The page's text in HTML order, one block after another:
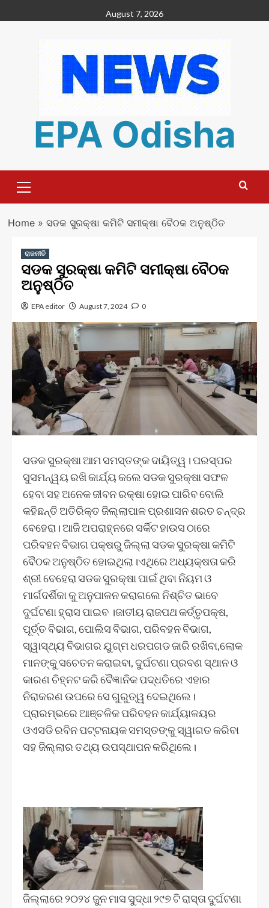
to
August 7, 2026
EPA Odisha
Menu
Home» ସଡକ ସୁରକ୍ଷା କମିଟି ସମୀକ୍ଷା ବୈଠକ ଅନୁଷ୍ଠିତ
ରାଜନୀତି
ସଡକ ସୁରକ୍ଷା କମିଟି ସମୀକ୍ଷା ବୈଠକ
ଅନୁଷ୍ଠିତ
EPA editor August 7, 2024 0
ସଡକ ସୁରକ୍ଷା ଆମ ସମସ୍ତଙ୍କ ଦାୟିତ୍ୱ। ପରସ୍ପର
ସୁସମନ୍ୱୟ ରଖି କାର୍ଯ୍ୟ କଲେ ସଡକ ସୁରକ୍ଷା ସଫଳ
ହେବା ସହ ଅନେକ ଜୀବନ ରକ୍ଷା ହୋଇ ପାରିବ ବୋଲି
କହିଛନ୍ତି ଅତିରିକ୍ତ ଜିଲ୍ଲାପାଳ ପ୍ରଶାସନ ଶରତ ଚନ୍ଦ୍ର
ବେହେରା। ଆଜି ଅପରାହ୍ନରେ ସର୍କିଟ ହାଉସ ଠାରେ
ପରିବହନ ବିଭାଗ ପକ୍ଷରୁ ଜିଲ୍ଲା ସଡକ ସୁରକ୍ଷା କମିଟି
ବୈଠକ ଅନୁଷ୍ଠିତ ହୋଇଥିଲା।ଏଥିରେ ଅଧ୍ୟକ୍ଷତା କରି
ଶ୍ରୀ ବେହେରା ସଡକ ସୁରକ୍ଷା ପାଇଁ ଥିବା ନିୟମ ଓ
ମାର୍ଗଦର୍ଶିକା କୁ ଅନୁପାଳନ କରାଗଲେ ନିଶ୍ଚିତ ଭାବେ
ଦୁର୍ଘଟଣା ହ୍ରାସ ପାଇବ ।ଜାତୀୟ ରାଜପଥ କର୍ତ୍ତୃପକ୍ଷ,
ପୂର୍ତ୍ତ ବିଭାଗ, ପୋଲିସ ବିଭାଗ, ପରିବହନ ବିଭାଗ,
ସ୍ୱାସ୍ଥ୍ୟ ବିଭାଗର ଯୁଗ୍ମ ଧରପଗଡ ଜାରି ରଖିବା,ଲୋକ
ମାନଙ୍କୁ ସଚେତନ କରାଇବା, ଦୁର୍ଘଟଣା ପ୍ରବଣ ସ୍ଥାନ ଓ
କାରଣ ଚିହ୍ନଟ କରି ବୈଜ୍ଞାନିକ ପଦ୍ଧତିରେ ଏହାର
ନିରାକରଣ ଉପରେ ସେ ଗୁରୁତ୍ୱ ଦେଇଥିଲେ।
ପ୍ରାରମ୍ଭରେ ଆଞ୍ଚଳିକ ପରିବହନ କାର୍ଯ୍ୟାଳୟର
ଓଏସଡି ରବିନ ପଟ୍ଟନାୟକ ସମସ୍ତଙ୍କୁ ସ୍ୱାଗତ କରିବା
ସହ ଜିଲ୍ଲାର ତଥ୍ୟ ଉପସ୍ଥାପନ କରିଥିଲେ।
ଜିଲ୍ଲାରେ ୨୦୨୪ ଜୁନ ମାସ ସୁଦ୍ଧା ୨୯୭ ଟି ରାସ୍ତା ଦୁର୍ଘଟଣା